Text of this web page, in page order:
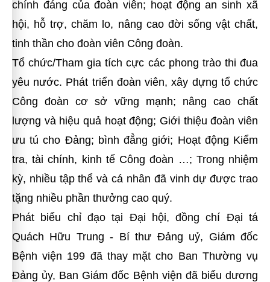
chính đáng của đoàn viên; hoạt động an sinh xã
hội, hỗ trợ, chăm lo, nâng cao đời sống vật chất,
tinh thần cho đoàn viên Công đoàn.
Tổ chức/Tham gia tích cực các phong trào thi đua
yêu nước. Phát triển đoàn viên, xây dựng tổ chức
Công đoàn cơ sở vững mạnh; nâng cao chất
lượng và hiệu quả hoạt động; Giới thiệu đoàn viên
ưu tú cho Đảng; bình đẳng giới; Hoạt động Kiểm
tra, tài chính, kinh tế Công đoàn …; Trong nhiệm
kỳ, nhiều tập thể và cá nhân đã vinh dự được trao
tặng nhiều phần thưởng cao quý.
Phát biểu chỉ đạo tại Đại hội, đồng chí Đại tá
Quách Hữu Trung - Bí thư Đảng uỷ, Giám đốc
Bệnh viện 199 đã thay mặt cho Ban Thường vụ
Đảng ủy, Ban Giám đốc Bệnh viện đã biểu dương